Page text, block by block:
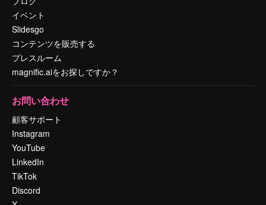
イベント
Slidesgo
コンテンツを販売する
プレスルーム
magnific.aiをお探しですか？
お問い合わせ
顧客サポート
Instagram
YouTube
LinkedIn
TikTok
Discord